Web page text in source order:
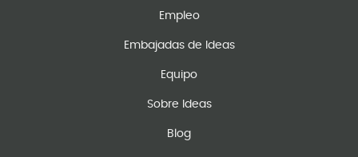
Empleo
Embajadas de Ideas
Equipo
Sobre Ideas
Blog